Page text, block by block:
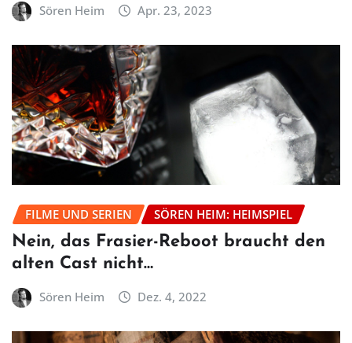
Sören Heim Apr. 23, 2023
FILME UND SERIEN SÖREN HEIM: HEIMSPIEL
Nein, das Frasier-Reboot braucht den
alten Cast nicht…
Sören Heim Dez. 4, 2022